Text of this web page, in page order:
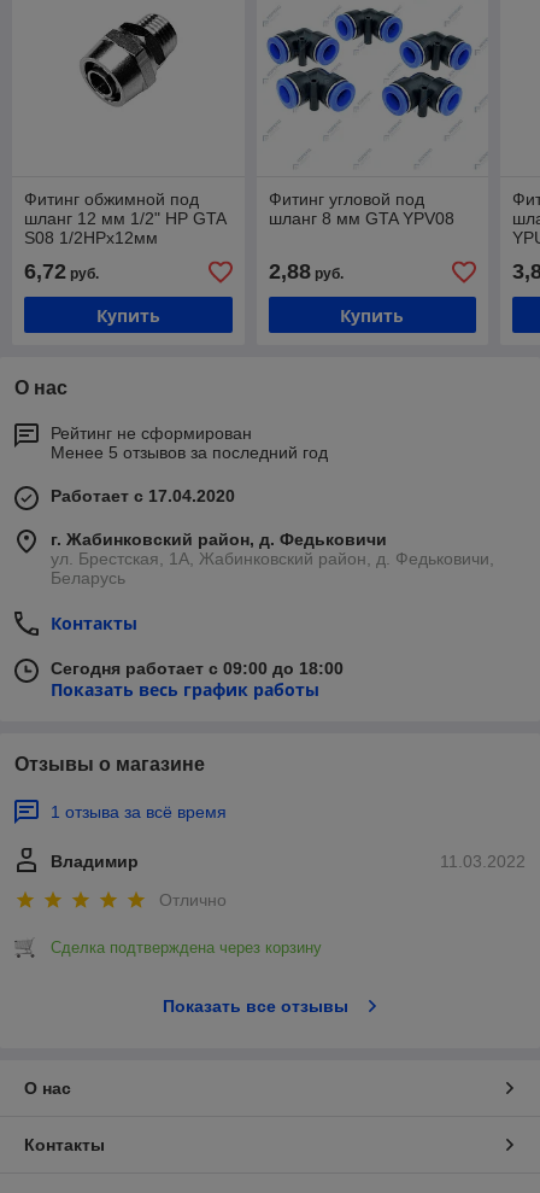
Фитинг обжимной под
шланг 12 мм 1/2" НР GTA
S08 1/2НРх12мм
6,72 руб.
Купить
Фитинг угловой под
шланг 8 мм GTA YPV08
2,88руб.
Купить
О нас
Рейтинг не сформирован
Менее 5 отзывов за последний год
Работает с 17.04.2020
г. Жабинковский район, д. Федьковичи
ул. Брестская, 1А, Жабинковский район, д. Федьковичи,
Беларусь
Контакты
Сегодня работает с 09:00 до 18:00
Показать весь график работы
Отзывы о магазине
1 отзыва за всё время
11.03.2022
Владимир
Отлично
Сделка подтверждена через корзину
Показать все отзывы
О нас
Контакты